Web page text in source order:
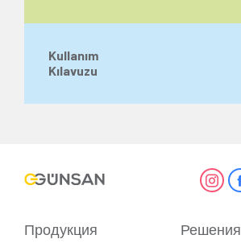
Kullanım
Kılavuzu
Продукция
Решения